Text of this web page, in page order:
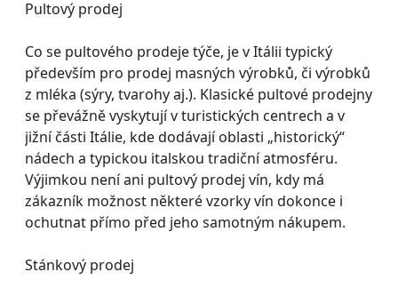
Pultový prodej
Co se pultového prodeje týče, je v Itálii typický
především pro prodej masných výrobků, či výrobků
z mléka (sýry, tvarohy aj.). Klasické pultové prodejny
se převážně vyskytují v turistických centrech a v
jižní části Itálie, kde dodávají oblasti „historický“
nádech a typickou italskou tradiční atmosféru.
Výjimkou není ani pultový prodej vín, kdy má
zákazník možnost některé vzorky vín dokonce i
ochutnat přímo před jeho samotným nákupem.
Stánkový prodej